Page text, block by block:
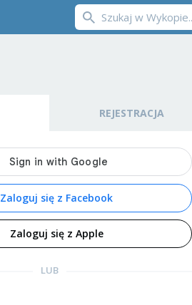
REJESTRACJA
Zaloguj się z Facebook
Zaloguj się z Apple
LUB